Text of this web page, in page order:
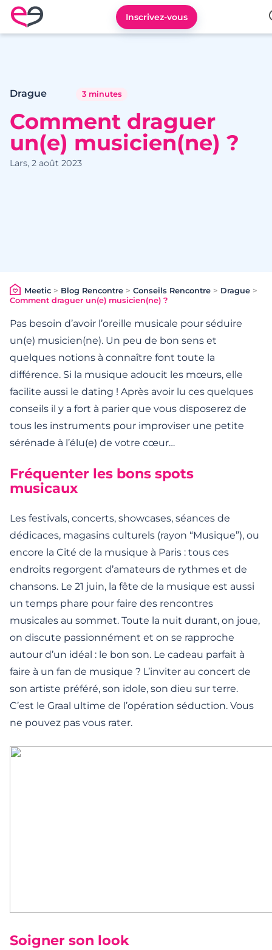
Rencontre en France avec Meetic
Inscrivez-vous
Drague 3 minutes
Comment draguer
un(e) musicien(ne) ?
Lars, 2 août 2023
Meetic> Blog Rencontre > Conseils Rencontre > Drague >
Comment draguer un(e) musicien(ne) ?
Pas besoin d’avoir l’oreille musicale pour séduire
un(e) musicien(ne). Un peu de bon sens et
quelques notions à connaître font toute la
différence. Si la musique adoucit les mœurs, elle
facilite aussi le dating ! Après avoir lu ces quelques
conseils il y a fort à parier que vous disposerez de
tous les instruments pour improviser une petite
sérénade à l’élu(e) de votre cœur…
Fréquenter les bons spots
musicaux
Les festivals, concerts, showcases, séances de
dédicaces, magasins culturels (rayon “Musique”), ou
encore la Cité de la musique à Paris : tous ces
endroits regorgent d’amateurs de rythmes et de
chansons. Le 21 juin, la fête de la musique est aussi
un temps phare pour faire des rencontres
musicales au sommet. Toute la nuit durant, on joue,
on discute passionnément et on se rapproche
autour d’un idéal : le bon son. Le cadeau parfait à
faire à un fan de musique ? L’inviter au concert de
son artiste préféré, son idole, son dieu sur terre.
C’est le Graal ultime de l’opération séduction. Vous
ne pouvez pas vous rater.
Soigner son look